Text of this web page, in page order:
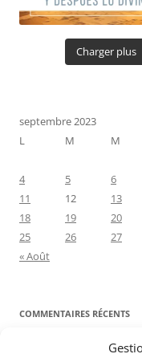
Charger plus
septembre 2023
L
M M
4
5 6
11
12 13
18
19 20
25
26 27
« Août
COMMENTAIRES RÉCENTS
Proyecto Amor Conyugal